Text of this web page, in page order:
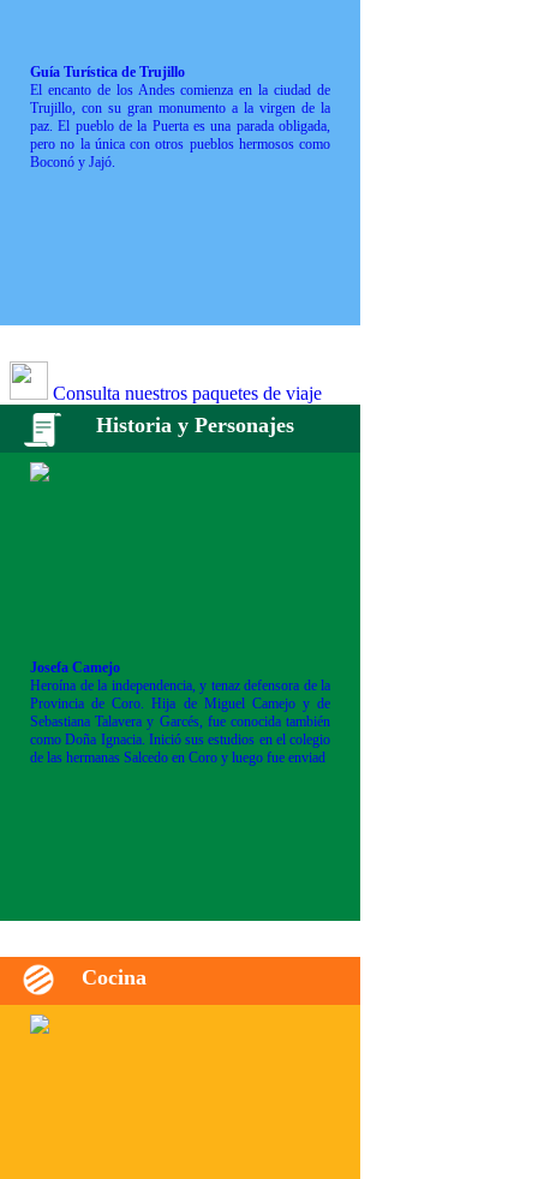
Guía Turística de Trujillo
El encanto de los Andes comienza en la ciudad de
Trujillo, con su gran monumento a la virgen de la
paz. El pueblo de la Puerta es una parada obligada,
pero no la única con otros pueblos hermosos como
Boconó y Jajó.
Consulta nuestros paquetes de viaje
Historia y Personajes
Josefa Camejo
Heroína de la independencia, y tenaz defensora de la
Provincia de Coro. Hija de Miguel Camejo y de
Sebastiana Talavera y Garcés, fue conocida también
como Doña Ignacia. Inició sus estudios en el colegio
de las hermanas Salcedo en Coro y luego fue enviad
Cocina